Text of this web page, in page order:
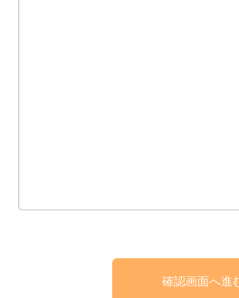
プロフィール